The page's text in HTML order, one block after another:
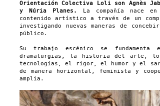
Orientación Colectiva Loli son Agnès
y Núria Planes . La compañía nace
contenido artístico a través de un
investigando nuevas maneras de
público.
Su trabajo escénico se
dramaturgias, la historia del arte, los
tecnologías, el rigor, el humor y el
de manera horizontal, feminista y
amplia.